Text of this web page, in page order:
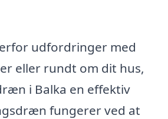
udfordringer med
eller rundt om dit hus,
i Balka en effektiv
fungerer ved at